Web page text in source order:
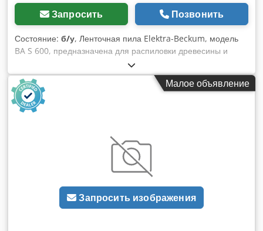
Запросить Позвонить
Состояние: б/у, Ленточная пила Elektra-Beckum, модель
BA S 600, предназначена для распиловки древесины и
других материалов. Технические характеристики: - Диаметр
пильного диска: 600 мм - Вес: 160 кг - Максимальная
высота реза: около 300 мм Djdpfxezryvye AlnsckМалое объявление
Запросить изображения